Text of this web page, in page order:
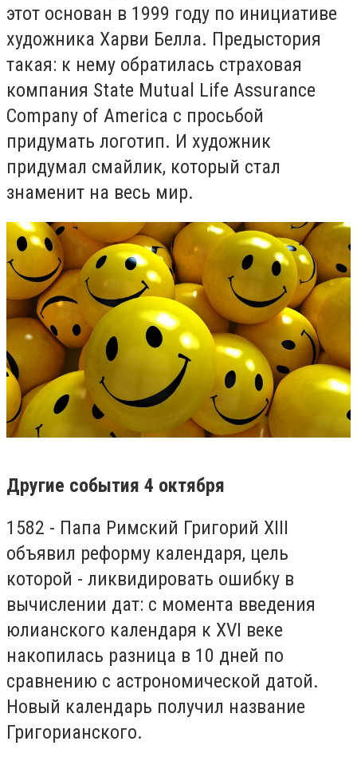
этот основан в 1999 году по инициативе
художника Харви Белла. Предыстория
такая: к нему обратилась страховая
компания State Mutual Life Assurance
Company of America с просьбой
придумать логотип. И художник
придумал смайлик, который стал
знаменит на весь мир.
Другие события 4 октября
1582 - Папа Римский Григорий XIII
объявил реформу календаря, цель
которой - ликвидировать ошибку в
вычислении дат: с момента введения
юлианского календаря к XVI веке
накопилась разница в 10 дней по
сравнению с астрономической датой.
Новый календарь получил название
Григорианского.